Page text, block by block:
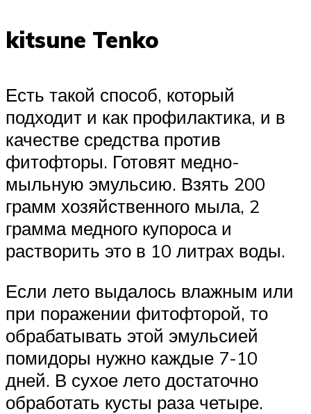
kitsune Tenko
Есть такой способ, который
подходит и как профилактика, и в
качестве средства против
фитофторы. Готовят медно-
мыльную эмульсию. Взять 200
грамм хозяйственного мыла, 2
грамма медного купороса и
растворить это в 10 литрах воды.
Если лето выдалось влажным или
при поражении фитофторой, то
обрабатывать этой эмульсией
помидоры нужно каждые 7-10
дней. В сухое лето достаточно
обработать кусты раза четыре.